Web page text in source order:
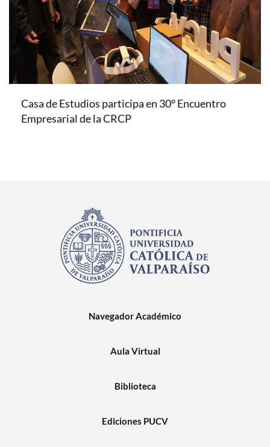
Casa de Estudios participa en 30° Encuentro
Empresarial de la CRCP
Navegador Académico
Aula Virtual
Biblioteca
Ediciones PUCV